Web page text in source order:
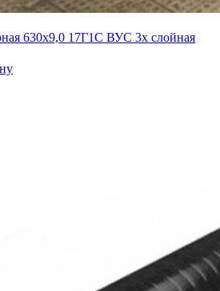
630х9,0 17Г1С ВУС 3х слойная